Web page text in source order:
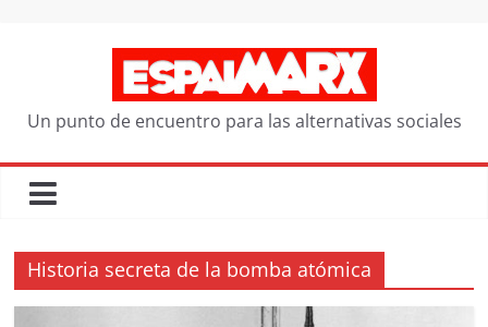
Un punto de encuentro para las alternativas sociales
Historia secreta de la bomba atómica